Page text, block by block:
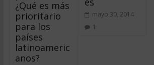
¿Qué es más
prioritario
para los
países
latinoameric
anos?
mayo 30, 2014
1